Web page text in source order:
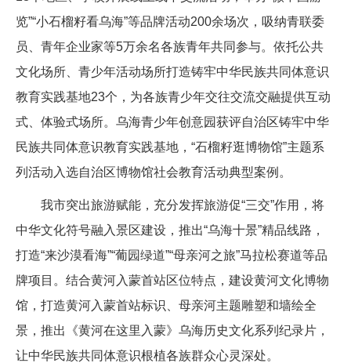
览”“小石榴籽看乌海”等品牌活动200余场次，吸纳青联委
员、青年企业家等5万余名各族青年共同参与。依托公共
文化场所、青少年活动场所打造铸牢中华民族共同体意识
教育实践基地23个，为各族青少年交往交流交融提供互动
式、体验式场所。乌海青少年创意园获评自治区铸牢中华
民族共同体意识教育实践基地，“石榴籽逛博物馆”主题系
列活动入选自治区博物馆社会教育活动典型案例。
我市突出旅游赋能，充分发挥旅游促“三交”作用，将
中华文化符号融入景区建设，推出“乌海十景”精品线路，
打造“来沙漠看海”“葡园绿道”“母亲河之旅”马拉松赛道等品
牌项目。结合黄河入蒙首站区位特点，建设黄河文化博物
馆，打造黄河入蒙首站标识、母亲河主题雕塑和墙绘全
景，推出《黄河在这里入蒙》乌海历史文化系列纪录片，
让中华民族共同体意识根植各族群众心灵深处。